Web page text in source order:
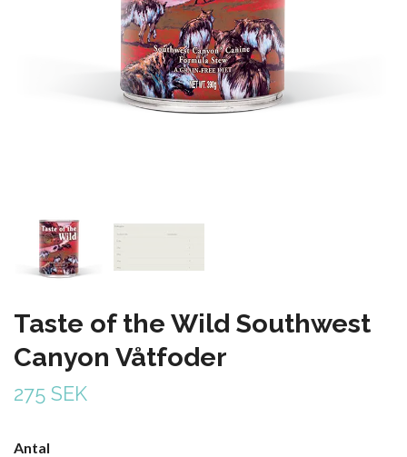
Taste of the Wild Southwest
Canyon Våtfoder
275 SEK
Antal